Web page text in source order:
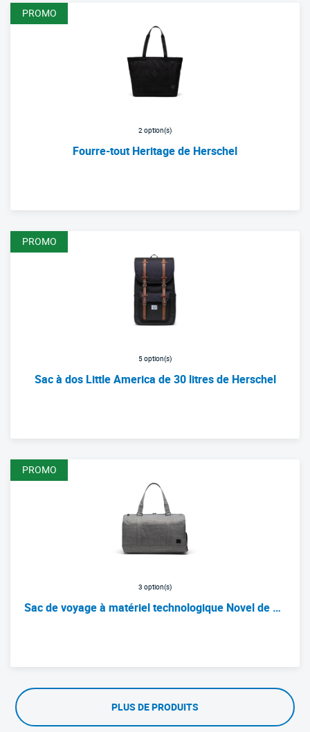
PROMO
2 option(s)
Fourre-tout Heritage de Herschel
PROMO
5 option(s)
Sac à dos Little America de 30 litres de Herschel
PROMO
3 option(s)
Sac de voyage à matériel technologique Novel de 45 litres de Herschel
PLUS DE PRODUITS